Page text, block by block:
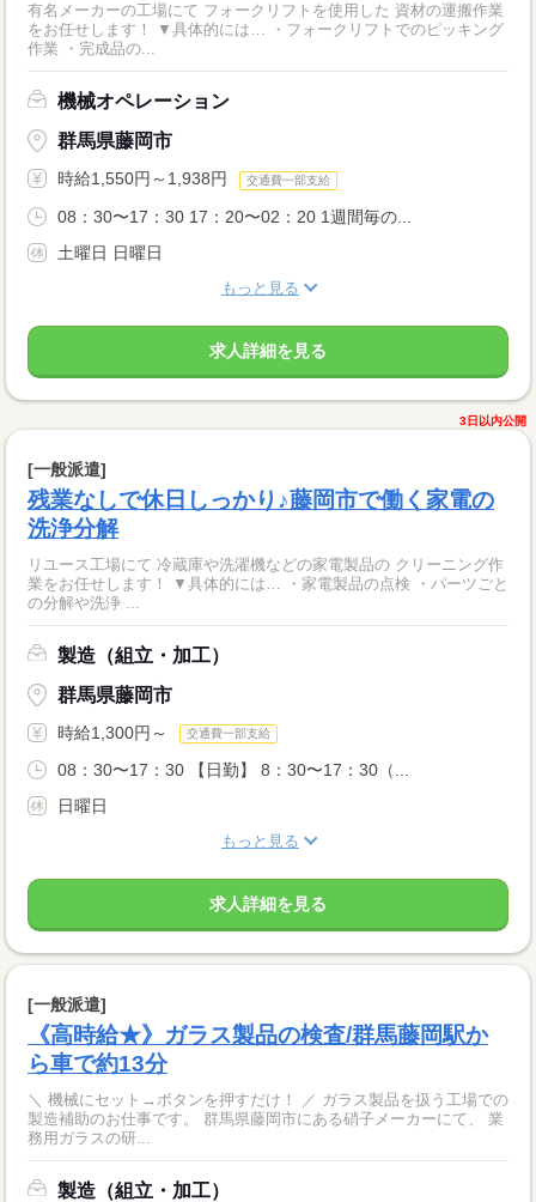
有名メーカーの工場にて フォークリフトを使用した 資材の運搬作業
をお任せします！ ▼具体的には… ・フォークリフトでのピッキング
作業 ・完成品の...
機械オペレーション
群馬県藤岡市
時給1,550円～1,938円 交通費一部支給
08：30〜17：30 17：20〜02：20 1週間毎の...
土曜日 日曜日
もっと見る
求人詳細を見る
3日以内公開
[一般派遣]
残業なしで休日しっかり♪藤岡市で働く家電の
洗浄分解
リユース工場にて 冷蔵庫や洗濯機などの家電製品の クリーニング作
業をお任せします！ ▼具体的には… ・家電製品の点検 ・パーツごと
の分解や洗浄 ...
製造（組立・加工）
群馬県藤岡市
時給1,300円～ 交通費一部支給
08：30〜17：30 【日勤】 8：30〜17：30（...
日曜日
もっと見る
求人詳細を見る
[一般派遣]
《高時給★》ガラス製品の検査/群馬藤岡駅か
ら車で約13分
＼ 機械にセット→ボタンを押すだけ！ ／ ガラス製品を扱う工場での
製造補助のお仕事です。 群馬県藤岡市にある硝子メーカーにて、 業
務用ガラスの研...
製造（組立・加工）